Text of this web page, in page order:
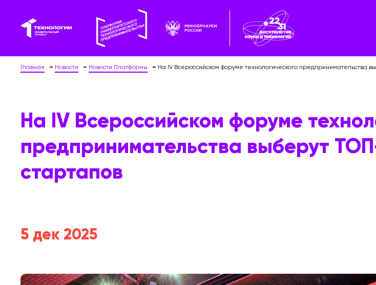
Главная Новости Новости Платформы На IV Всероссийском форуме технологического предпринимательства
На IV Всероссийском форуме
предпринимательства выберут
стартапов
5 дек 2025